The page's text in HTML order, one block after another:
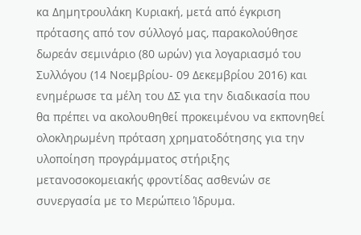
κα Δημητρουλάκη Κυριακή, μετά από έγκριση
πρότασης από τον σύλλογό μας, παρακολούθησε
δωρεάν σεμινάριο (80 ωρών) για λογαριασμό του
Συλλόγου (14 Νοεμβρίου- 09 Δεκεμβρίου 2016) και
ενημέρωσε τα μέλη του ΔΣ για την διαδικασία που
θα πρέπει να ακολουθηθεί προκειμένου να εκπονηθεί
ολοκληρωμένη πρόταση χρηματοδότησης για την
υλοποίηση προγράμματος στήριξης
μετανοσοκομειακής φροντίδας ασθενών σε
συνεργασία με το Μερώπειο Ίδρυμα.